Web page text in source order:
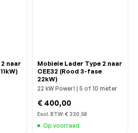
naar
Mobiele Lader Type 2 naar
CEE32 (Rood 3-fase
22kW)
22 kW Power! | 5 of 10 meter
€ 400,00
Excl. BTW: € 330,58
Op voorraad